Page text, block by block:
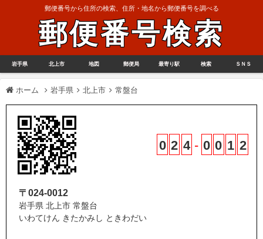
郵便番号から住所の検索、住所・地名から郵便番号を調べる
郵便番号検索
岩手県 北上市 地図 郵便局 最寄り駅 検索 ＳＮＳ
ホーム 岩手県 北上市 常盤台
0 2 4 - 0 0 1 2
〒024-0012
岩手県 北上市 常盤台
いわてけん きたかみし ときわだい